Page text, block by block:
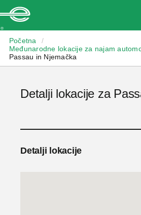
Početna
/
Međunarodne lokacije za najam
Passau in Njemačka
Detalji lokacije za
Detalji lokacije